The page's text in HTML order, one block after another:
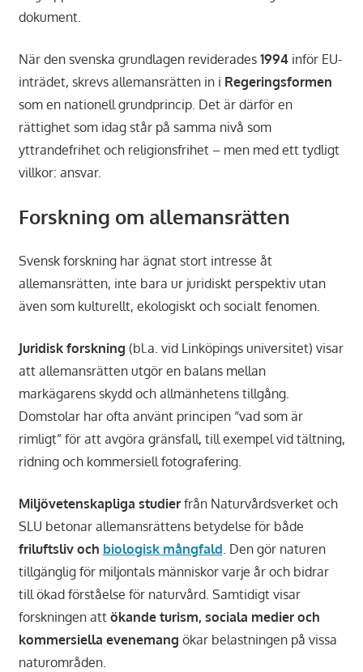
dokument.
När den svenska grundlagen reviderades 1994inför EU-
inträdet, skrevs allemansrätten in i Regeringsformen
som en nationell grundprincip. Det är därför en
rättighet som idag står på samma nivå som
yttrandefrihet och religionsfrihet – men med ett tydligt
villkor: ansvar.
Forskning om allemansrätten
Svensk forskning har ägnat stort intresse åt
allemansrätten, inte bara ur juridiskt perspektiv utan
även som kulturellt, ekologiskt och socialt fenomen.
Juridisk forskning (bl.a. vid Linköpings universitet) visar
att allemansrätten utgör en balans mellan
markägarens skydd och allmänhetens tillgång.
Domstolar har ofta använt principen “vad som är
rimligt” för att avgöra gränsfall, till exempel vid tältning,
ridning och kommersiell fotografering.
Miljövetenskapliga studierfrån Naturvårdsverket och
SLU betonar allemansrättens betydelse för både
friluftsliv och biologisk mångfald. Den gör naturen
tillgänglig för miljontals människor varje år och bidrar
till ökad förståelse för naturvård. Samtidigt visar
forskningen att ökande turism, sociala medier och
kommersiella evenemang ökar belastningen på vissa
naturområden.